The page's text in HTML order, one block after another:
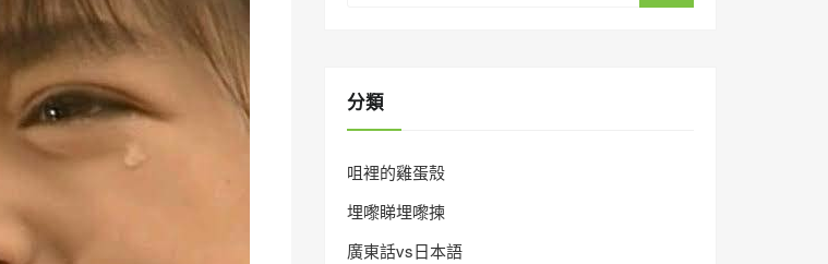
分類
咀裡的雞蛋殼
埋嚟睇埋嚟揀
廣東話vs日本語